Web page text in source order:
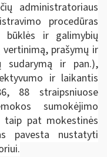
administratoriaus
procedūras
būklės ir galimybių
prašymų ir
sudarymą ir pan.),
ir laikantis
88 straipsniuose
sumokėjimo
pat mokestinės
pavesta nustatyti